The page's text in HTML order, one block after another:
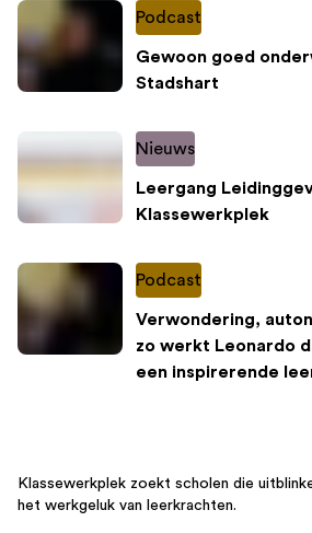
Podcast
Gewoon goed
Stadshart
Nieuws
Leergang
Klassewerkplek
Podcast
Verwondering,
zo werkt Leonardo
een inspirerende
Klassewerkplek zoekt scholen die
het werkgeluk van leerkrachten.